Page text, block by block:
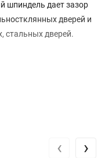
шпиндель дает зазор
дверей и
стальных дверей.
80, BTS 84
‹ ›